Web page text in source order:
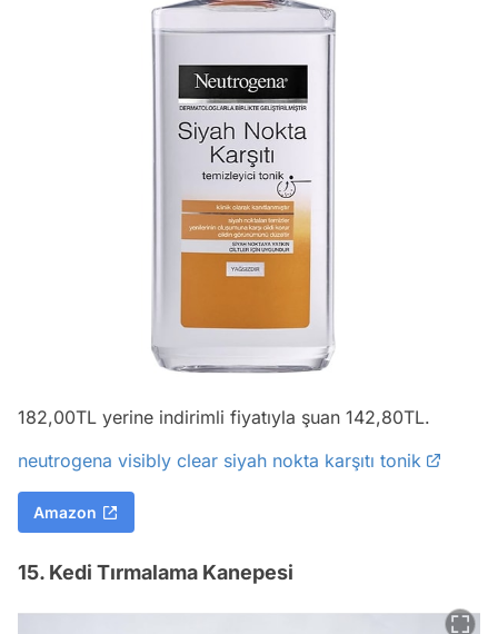
182,00TL yerine indirimli fiyatıyla şuan 142,80TL.
neutrogena visibly clear siyah nokta karşıtı tonik
Amazon
15. Kedi Tırmalama Kanepesi